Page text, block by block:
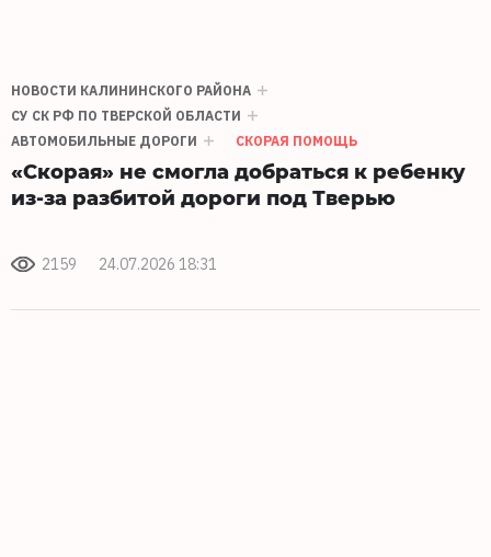
НОВОСТИ КАЛИНИНСКОГО РАЙОНА
СУ СК РФ ПО ТВЕРСКОЙ ОБЛАСТИ
АВТОМОБИЛЬНЫЕ ДОРОГИ
СКОРАЯ ПОМОЩЬ
«Скорая» не смогла добраться к ребенку
из-за разбитой дороги под Тверью
2159 24.07.2026 18:31